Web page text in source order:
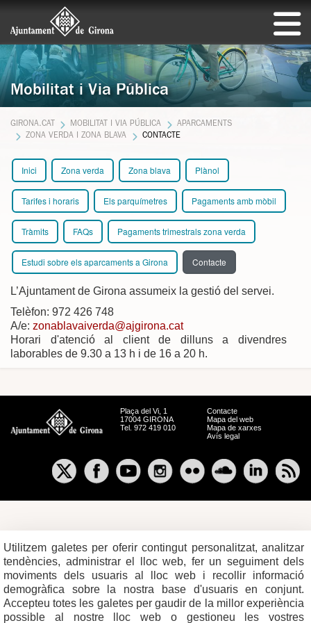
Mobilitat i Via Pública
GIRONA.CAT MOBILITAT I VIA PÚBLICA
APARCAMENTS
ZONA VERDA I ZONA BLAVA
CONTACTE
Inici Zona verda Zona blava Plànol
Tarifes i horaris Els parquímetres Pagaments amb mòbil
Tràmits FAQs Pagaments trimestrals zona verda
Estudi sobre els aparcaments a Girona Contacte
L’Ajuntament de Girona assumeix la gestió del servei.
Telèfon: 972 426 748
A/e: zonablavaiverda@ajgirona.cat
Horari d'atenció al client de dilluns a divendres
laborables de 9.30 a 13 h i de 16 a 20 h.
Plaça del Vi, 1
17004 GIRONA
Tel. 972 419 010
Contacte
Mapa del web
Mapa de xarxes
Avís legal
Utilitzem galetes per oferir contingut personalitzat, analitzar
tendències, administrar el lloc web, fer un seguiment dels
moviments dels usuaris al lloc web i recollir informació
demogràfica sobre la nostra base d'usuaris en conjunt.
Accepteu totes les galetes per gaudir de la millor experiència
possible al nostre lloc web o gestioneu les vostres